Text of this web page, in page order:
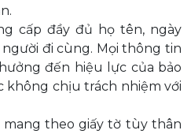
cấp đầy đủ họ tên, ngày
đi cùng. Mọi thông tin
đến hiệu lực của bảo
không chịu trách nhiệm với
theo giấy tờ tùy thân